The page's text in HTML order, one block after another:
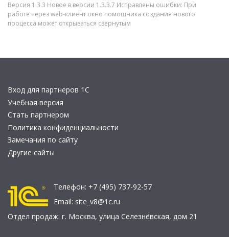
Версия 1.3.3 Новое в версии 1.3.3.7 Исправлены ошибки: При
работе через web-клиент окно помощника создания нового
процесса может открываться свернутым
Вход для партнеров 1С
Учебная версия
Стать партнером
Политика конфиденциальности
Замечания по сайту
Другие сайты
Телефон: +7 (495) 737-92-57
Email: site_v8@1c.ru
Отдел продаж: г. Москва, улица Селезнёвская, дом 21